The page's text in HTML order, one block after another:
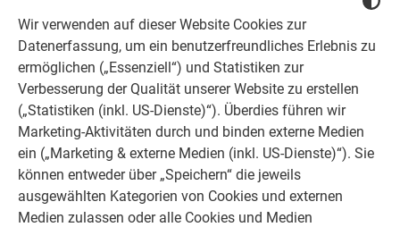
Wir verwenden auf dieser Website Cookies zur
Datenerfassung, um ein benutzerfreundliches Erlebnis zu
ermöglichen („Essenziell“) und Statistiken zur
Verbesserung der Qualität unserer Website zu erstellen
(„Statistiken (inkl. US-Dienste)“). Überdies führen wir
Marketing-Aktivitäten durch und binden externe Medien
ein („Marketing & externe Medien (inkl. US-Dienste)“). Sie
können entweder über „Speichern“ die jeweils
ausgewählten Kategorien von Cookies und externen
Medien zulassen oder alle Cookies und Medien
PDF Pressetext Pruggern (PDF)
JPG PREFARENZEN Haus Pruggern (JPG) © Croce & Wir
300 kb
JPG PREFARENZEN Haus Pruggern (JPG) © Croce & Wir
158 kb